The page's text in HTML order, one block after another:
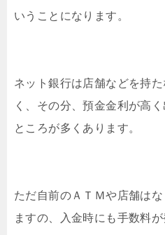
いうことになります。
ネット銀行は店舗などを持
く、その分、預金金利が高
ところが多くあります。
ただ自前のＡＴＭや店舗は
ますの、入金時にも手数料が